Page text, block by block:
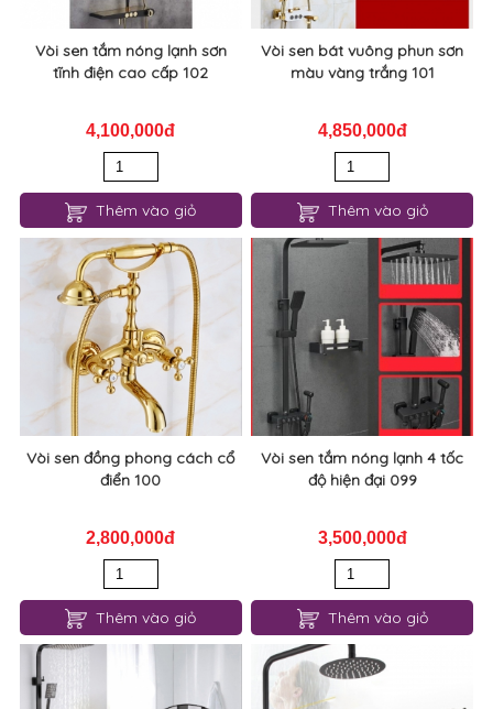
Vòi sen tắm nóng lạnh sơn
tĩnh điện cao cấp 102
4,100,000đ
Thêm vào giỏ
Vòi sen bát vuông phun sơn
màu vàng trắng 101
4,850,000đ
Thêm vào giỏ
Vòi sen đồng phong cách cổ
điển 100
2,800,000đ
Thêm vào giỏ
Vòi sen tắm nóng lạnh 4 tốc
độ hiện đại 099
3,500,000đ
Thêm vào giỏ